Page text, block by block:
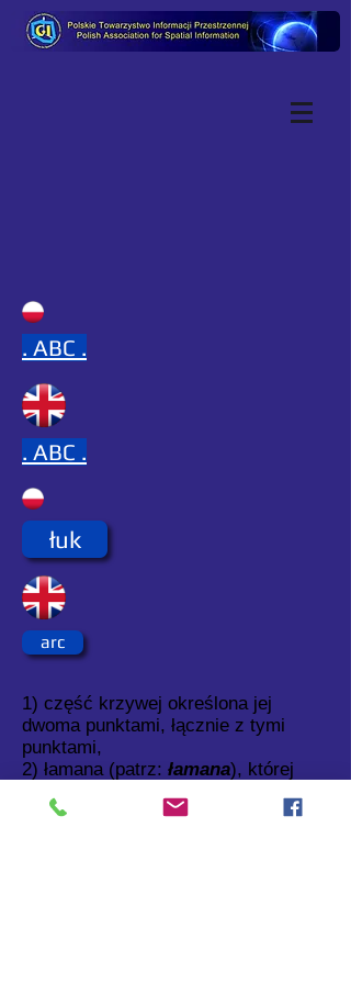
. ABC .
. ABC .
łuk
arc
1) część krzywej określona jej
dwoma punktami, łącznie z tymi
punktami,
2) łamana (patrz: łamana), której
współrzędnych.